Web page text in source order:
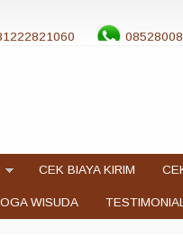
CEK BIAYA KIRIM
WISUDA